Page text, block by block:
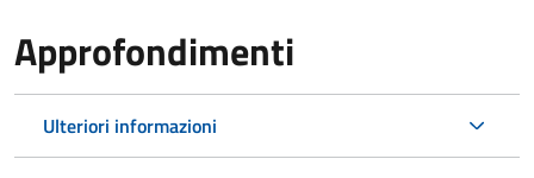
Approfondimenti
Ulteriori informazioni